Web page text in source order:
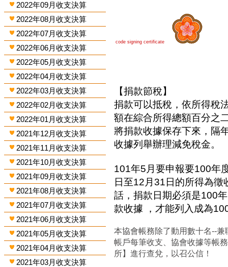
2022年09月收支決算
2022年08月收支決算
2022年07月收支決算
2022年06月收支決算
2022年05月收支決算
2022年04月收支決算
2022年03月收支決算
2022年02月收支決算
2022年01月收支決算
2021年12月收支決算
2021年11月收支決算
2021年10月收支決算
2021年09月收支決算
2021年08月收支決算
2021年07月收支決算
2021年06月收支決算
2021年05月收支決算
2021年04月收支決算
2021年03月收支決算
code signing certificate
【捐款節稅】
捐款可以抵稅，依所得稅
額在綜合所得總額百分之
將捐款收據保存下來，隔
收據列舉辦理減免稅金。
101年5月要申報要100年
日至12月31日的所得為
話，捐款日期必須是100
款收據 ，才能列入成為
本協會帳務除了動用數十名--
帳戶每筆收支、協會收據等帳
所】進行查兌，以召公信！